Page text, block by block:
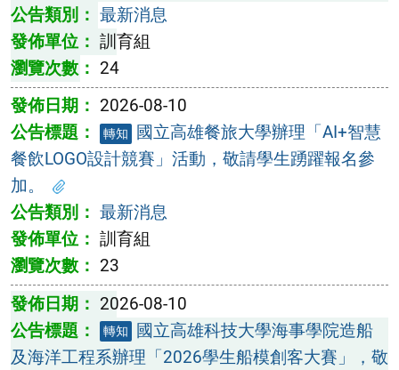
最新消息
訓育組
24
2026-08-10
轉知
國立高雄餐旅大學辦理「AI+智慧
餐飲LOGO設計競賽」活動，敬請學生踴躍報名參
加。
最新消息
訓育組
23
2026-08-10
轉知
國立高雄科技大學海事學院造船
及海洋工程系辦理「2026學生船模創客大賽」，敬